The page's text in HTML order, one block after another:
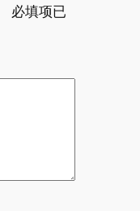
必填项已